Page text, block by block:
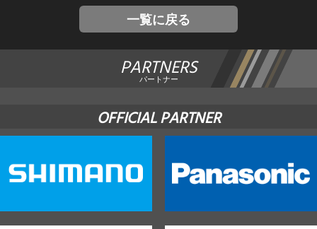
一覧に戻る
PARTNERS
パートナー
OFFICIAL PARTNER